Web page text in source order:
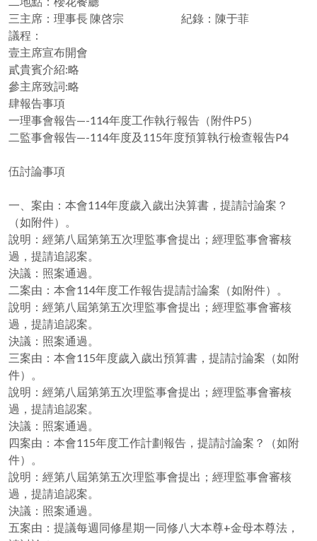
三主席：理事長 陳啓宗 紀錄：陳于菲
議程：
壹主席宣布開會
貳貴賓介紹:略
參主席致詞:略
肆報告事項
一理事會報告—-114年度工作執行報告（附件P5）
二監事會報告—-114年度及115年度預算執行檢查報告P4
伍討論事項
一、案由：本會114年度歲入歲出決算書，提請討論案？
（如附件）。
說明：經第八屆第第五次理監事會提出；經理監事會審核
過，提請追認案。
決議：照案通過。
二案由：本會114年度工作報告提請討論案（如附件）。
說明：經第八屆第第五次理監事會提出；經理監事會審核
過，提請追認案。
決議：照案通過。
三案由：本會115年度歲入歲出預算書，提請討論案（如附
件）。
說明：經第八屆第第五次理監事會提出；經理監事會審核
過，提請追認案。
決議：照案通過。
四案由：本會115年度工作計劃報告，提請討論案？（如附
件）。
說明：經第八屆第第五次理監事會提出；經理監事會審核
過，提請追認案。
決議：照案通過。
五案由：提議每週同修星期一同修八大本尊+金母本尊法，